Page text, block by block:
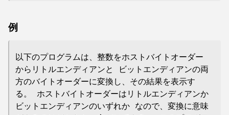
例
以下のプログラムは、整数をホストバイトオーダー
からリトルエンディアンと ビットエンディアンの両
方のバイトオーダーに変換し、その結果を表示す
る。 ホストバイトオーダーはリトルエンディアンか
ビットエンディアンのいずれか なので、変換に意味